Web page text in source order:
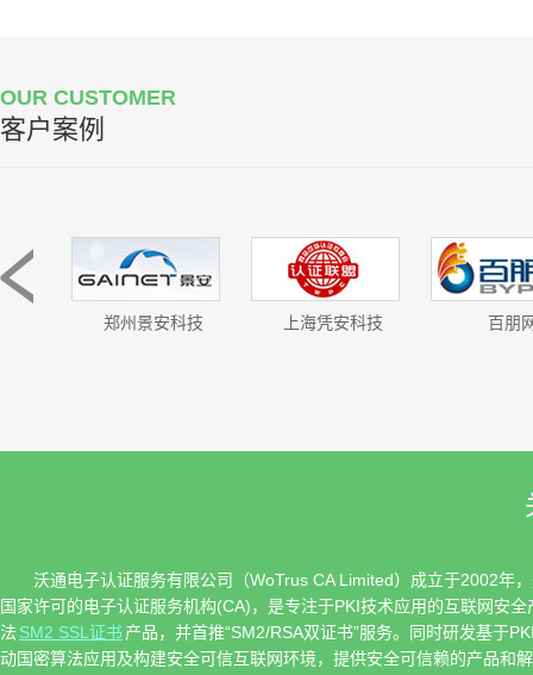
OUR CUSTOMER
客户案例
郑州景安科技 上海凭安科技 百朋
沃通电子认证服务有限公司（WoTrus CA Limited）成立于2002年
国家许可的电子认证服务机构(CA)，是专注于PKI技术应用的互联网安
法 SM2 SSL证书 产品，并首推“SM2/RSA双证书”服务。同时研发基于
动国密算法应用及构建安全可信互联网环境，提供安全可信赖的产品和